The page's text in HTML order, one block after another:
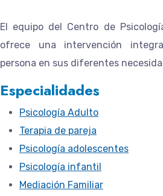
El equipo del Centro de
ofrece una intervención
persona en sus diferentes
Especialidades
Psicología Adulto
Terapia de pareja
Psicología adolescentes
Psicología infantil
Mediación Familiar